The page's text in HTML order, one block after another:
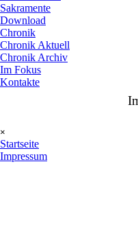
Sakramente
Download
Chronik
Chronik Aktuell
Chronik Archiv
Im Fokus
Kontakte
×
Startseite
Impressum